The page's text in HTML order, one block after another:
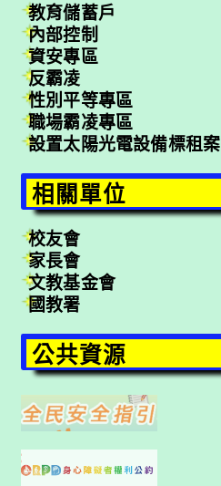
教育儲蓄戶
內部控制
資安專區
反霸凌
性別平等專區
職場霸凌專區
設置太陽光電設備標租案
相關單位
校友會
家長會
文教基金會
國教署
公共資源